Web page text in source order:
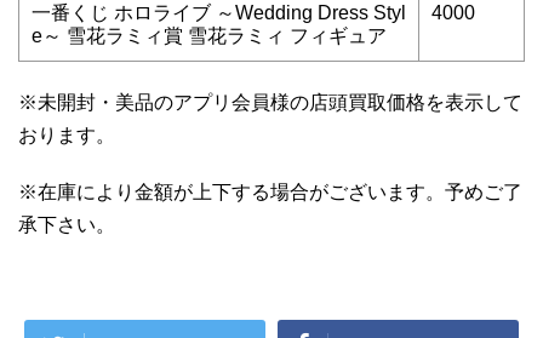
一番くじ ホロライブ ～Wedding Dress Styl
e～ 雪花ラミィ賞 雪花ラミィ フィギュア
4000
※未開封・美品のアプリ会員様の店頭買取価格を表示して
おります。
※在庫により金額が上下する場合がございます。予めご了
承下さい。